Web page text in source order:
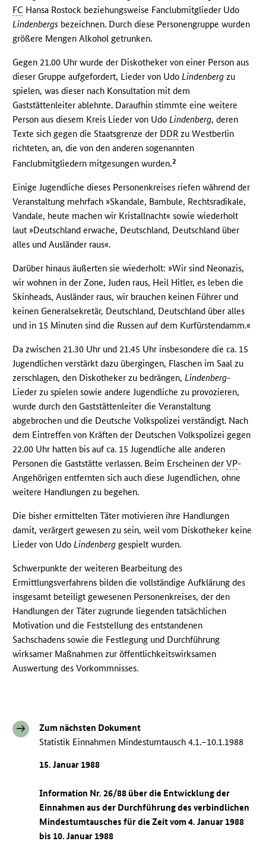
FC Hansa Rostock beziehungsweise Fanclubmitglieder Udo
Lindenbergs bezeichnen. Durch diese Personengruppe wurden
größere Mengen Alkohol getrunken.
Gegen 21.00 Uhr wurde der Diskotheker von einer Person aus
dieser Gruppe aufgefordert, Lieder von UdoLindenberg zu
spielen, was dieser nach Konsultation mit dem
Gaststättenleiter ablehnte. Daraufhin stimmte eine weitere
Person aus diesem Kreis Lieder von UdoLindenberg, deren
Texte sich gegen die Staatsgrenze der DDR zu Westberlin
richteten, an, die von den anderen sogenannten
Fanclubmitgliedern mitgesungen wurden.2
Einige Jugendliche dieses Personenkreises riefen während der
Veranstaltung mehrfach »Skandale, Bambule, Rechtsradikale,
Vandale, heute machen wir Kristallnacht« sowie wiederholt
laut »Deutschland erwache, Deutschland, Deutschland über
alles und Ausländer raus«.
Darüber hinaus äußerten sie wiederholt: »Wir sind Neonazis,
wir wohnen in der Zone, Juden raus, Heil Hitler, es leben die
Skinheads, Ausländer raus, wir brauchen keinen Führer und
keinen Generalsekretär, Deutschland, Deutschland über alles
und in 15 Minuten sind die Russen auf dem Kurfürstendamm.«
Da zwischen 21.30 Uhr und 21.45 Uhr insbesondere die ca. 15
Jugendlichen verstärkt dazu übergingen, Flaschen im Saal zu
zerschlagen, den Diskotheker zu bedrängen,Lindenberg-
Lieder zu spielen sowie andere Jugendliche zu provozieren,
wurde durch den Gaststättenleiter die Veranstaltung
abgebrochen und die Deutsche Volkspolizei verständigt. Nach
dem Eintreffen von Kräften der Deutschen Volkspolizei gegen
22.00 Uhr hatten bis auf ca. 15 Jugendliche alle anderen
Personen die Gaststätte verlassen. Beim Erscheinen derVP-
Angehörigen entfernten sich auch diese Jugendlichen, ohne
weitere Handlungen zu begehen.
Die bisher ermittelten Täter motivieren ihre Handlungen
damit, verärgert gewesen zu sein, weil vom Diskotheker keine
Lieder von UdoLindenberg gespielt wurden.
Schwerpunkte der weiteren Bearbeitung des
Ermittlungsverfahrens bilden die vollständige Aufklärung des
insgesamt beteiligt gewesenen Personenkreises, der den
Handlungen der Täter zugrunde liegenden tatsächlichen
Motivation und die Feststellung des entstandenen
Sachschadens sowie die Festlegung und Durchführung
wirksamer Maßnahmen zur öffentlichkeitswirksamen
Auswertung des Vorkommnisses.
Zum nächsten Dokument
Statistik Einnahmen Mindestumtausch 4.1.–10.1.1988
15. Januar 1988
Information Nr. 26/88 über die Entwicklung der
Einnahmen aus der Durchführung des verbindlichen
Mindestumtausches für die Zeit vom 4. Januar 1988
bis 10. Januar 1988